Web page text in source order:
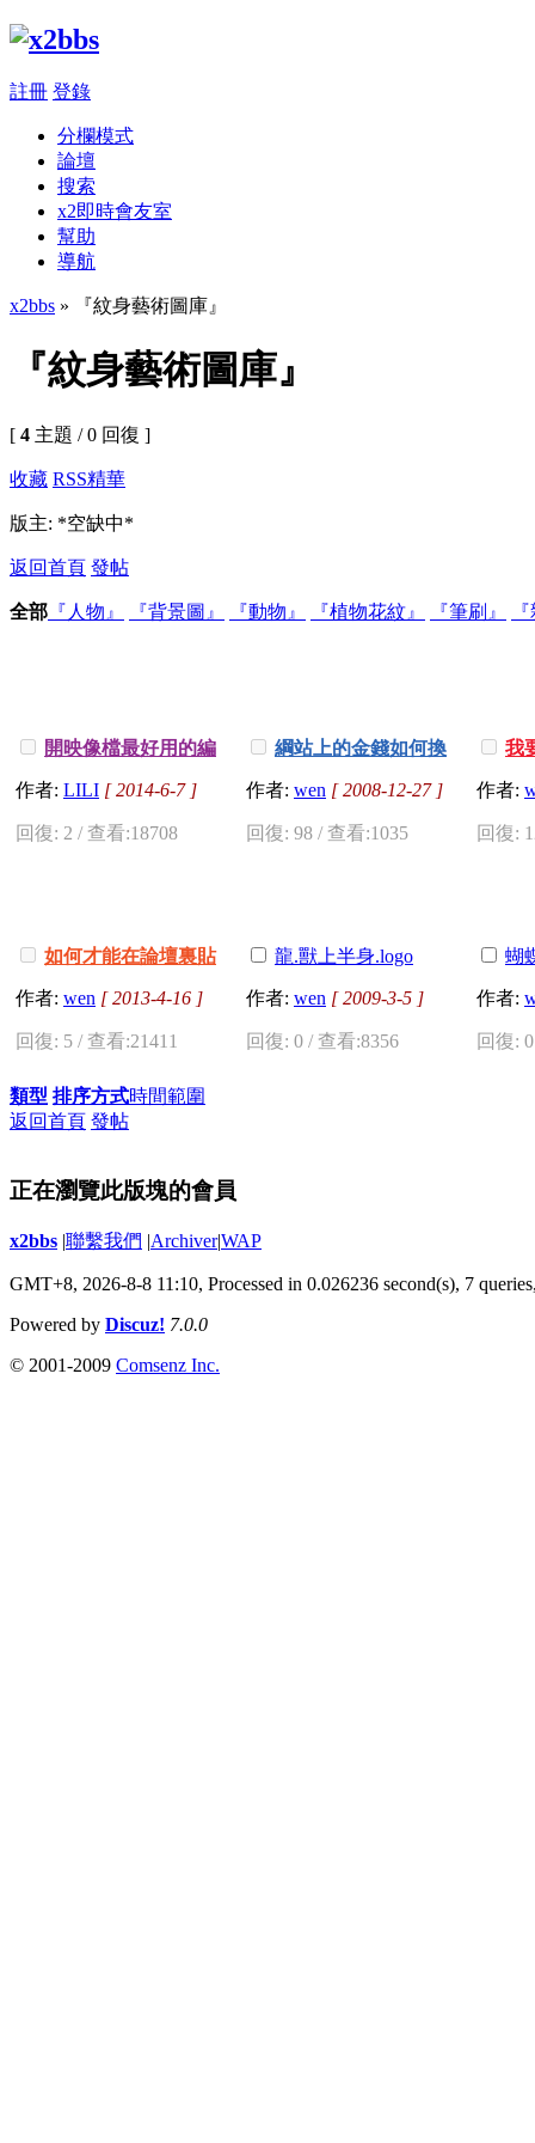
註冊 登錄
分欄模式
論壇
搜索
x2即時會友室
幫助
導航
x2bbs » 『紋身藝術圖庫』
『紋身藝術圖庫』
[ 4 主題 / 0 回復 ]
收藏 RSS精華
版主: *空缺中*
返回首頁 發帖
全部 『人物』 『背景圖』 『動物』 『植物花紋』 『筆刷』
開映像檔最好用的編
作者: LILI [ 2014-6-7 ]
回復: 2 / 查看:18708
綱站上的金錢如何換
作者: wen [ 2008-12-27 ]
回復: 98 / 查看:1035
我
作者:
回復:
如何才能在論壇裏貼
說明
作者: wen [ 2013-4-16 ]
回復: 5 / 查看:21411
龍.獸上半身.logo
作者: wen [ 2009-3-5 ]
回復: 0 / 查看:8356
蝴
作者:
回復:
類型 排序方式時間範圍
返回首頁 發帖
正在瀏覽此版塊的會員
x2bbs |聯繫我們 |Archiver|WAP
GMT+8, 2026-8-8 11:10, Processed in 0.026236 second(s), 7
Powered by Discuz! 7.0.0
© 2001-2009 Comsenz Inc.